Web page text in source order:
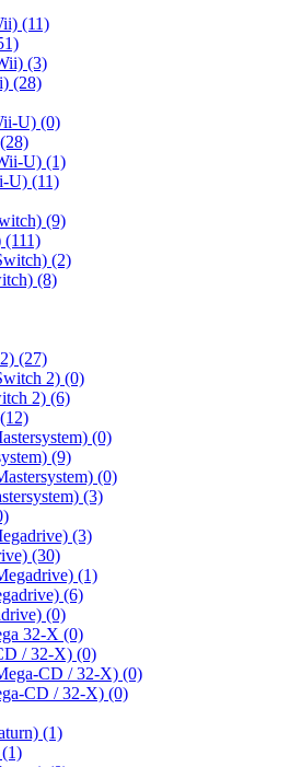
(11)
(3)
(28)
U) (0)
(28)
U) (1)
U) (11)
(9)
(111)
(2)
(8)
(27)
2) (0)
2) (6)
(12)
(0)
(9)
(0)
(3)
(3)
(30)
(1)
(6)
(0)
32-X (0)
/ 32-X) (0)
CD / 32-X) (0)
CD / 32-X) (0)
(1)
(1)